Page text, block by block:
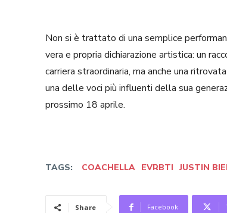
Non si è trattato di una semplice
vera e propria dichiarazione artistica: un
carriera straordinaria, ma anche una
una delle voci più influenti della sua
prossimo 18 aprile.
TAGS: COACHELLA EVRBTI JUSTIN
Share Facebook